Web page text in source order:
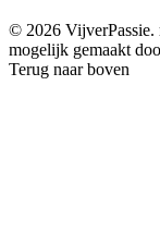
© 2026 VijverPassie.
mogelijk gemaakt
Terug naar boven